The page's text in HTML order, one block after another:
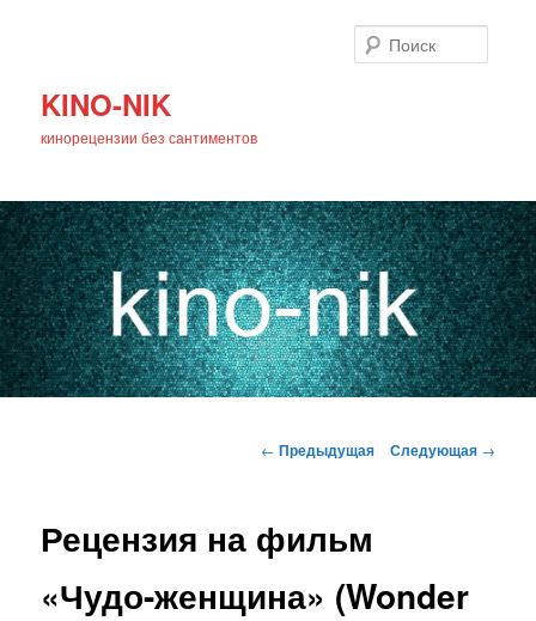
KINO-NIK
кинорецензии без сантиментов
основному
Навигация
← Предыдущая Следующая →
Рецензия на фильм
«Чудо-женщина» (Wonder